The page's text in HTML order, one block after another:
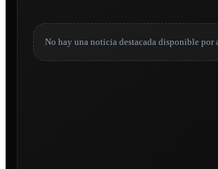
No hay una noticia destacada disponible por